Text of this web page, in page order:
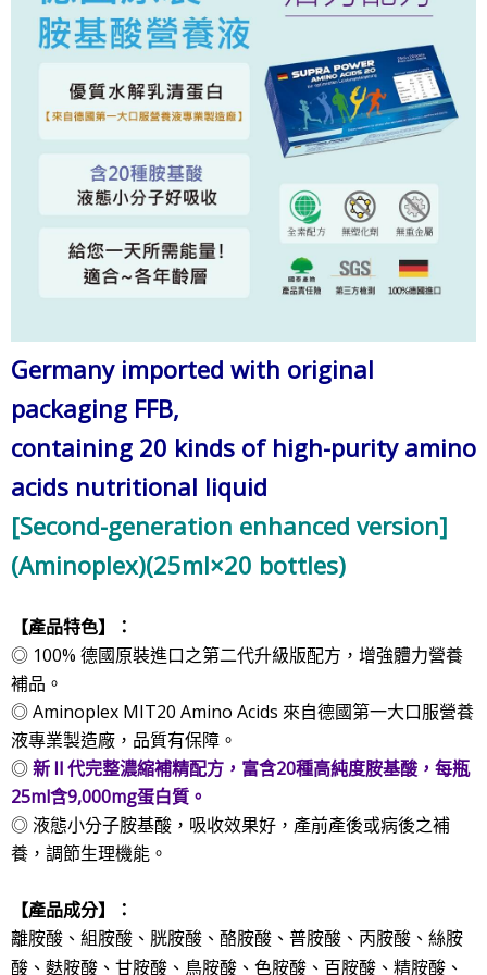
Germany imported with original
packaging FFB,
containing 20 kinds of high-purity amino
acids nutritional liquid
[Second-generation enhanced version]
(Aminoplex)(25ml×20 bottles)
【產品特色】：
◎ 100% 德國原裝進口之第二代升級版配方，增強體力營養
補品。
◎ Aminoplex MIT20 Amino Acids 來自德國第一大口服營養
液專業製造廠，品質有保障。
◎新Ⅱ代完整濃縮補精配方，富含20種高純度胺基酸，每瓶
25ml含9,000mg蛋白質 。
◎ 液態小分子胺基酸，吸收效果好， 產前產後或病後之補
養， 調節生理機能 。
【產品成分】：
離胺酸、組胺酸 、 胱胺酸 、 酪胺酸 、 普胺酸 、 丙胺酸 、 絲胺
酸 、 麩胺酸 、 甘胺酸 、 鳥胺酸 、 色胺酸 、 百胺酸 、 精胺酸 、